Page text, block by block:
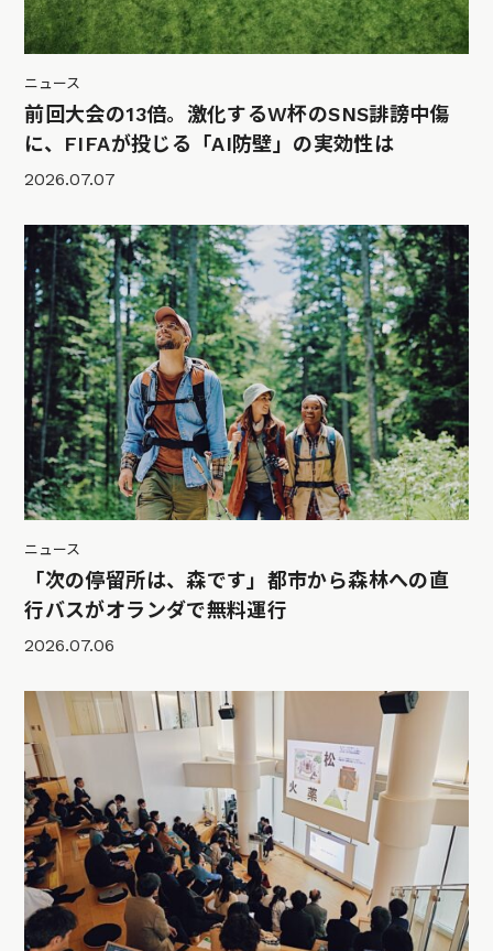
ニュース
前回大会の13倍。激化するW杯のSNS誹謗中傷
に、FIFAが投じる「AI防壁」の実効性は
2026.07.07
ニュース
「次の停留所は、森です」都市から森林への直
行バスがオランダで無料運行
2026.07.06